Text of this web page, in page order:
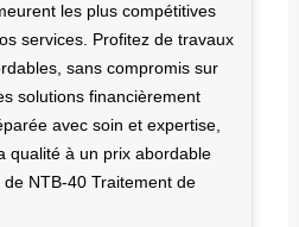
les plus compétitives
services. Profitez de travaux
sans compromis sur
solutions financièrement
avec soin et expertise,
qualité à un prix abordable
NTB-40 Traitement de